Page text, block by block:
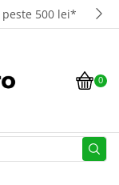
peste 500 lei*
0